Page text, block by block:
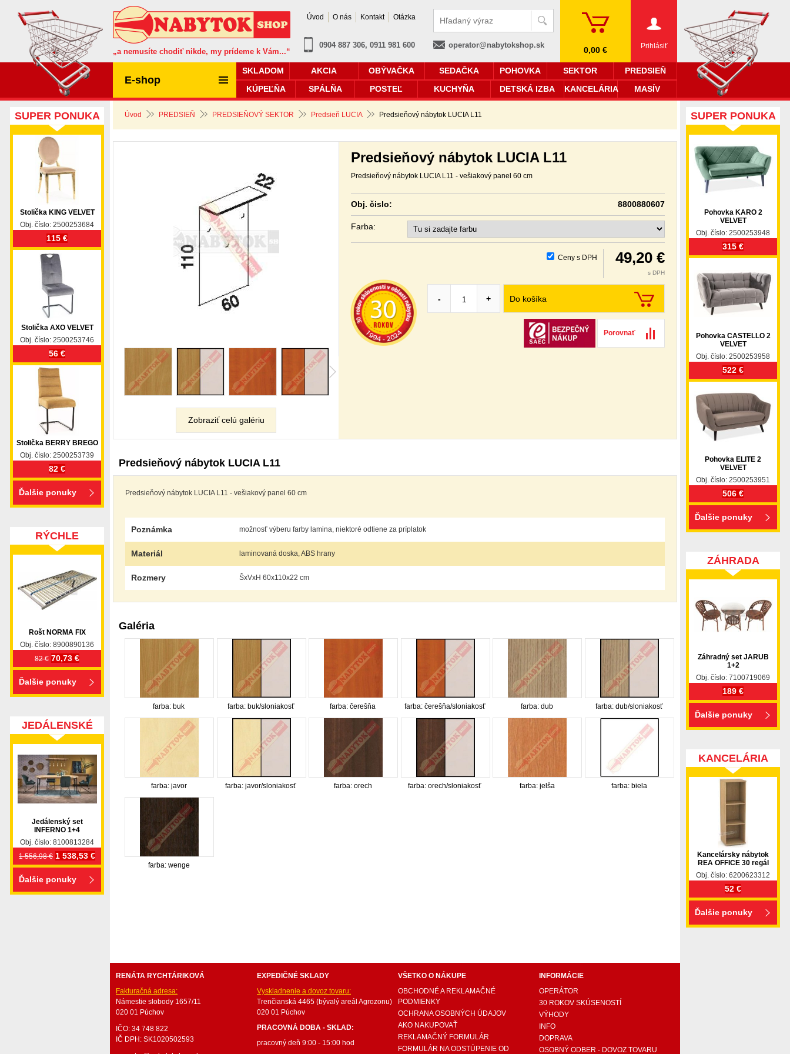
„a nemusíte chodiť nikde, my prídeme k Vám...“
0904 887 306, 0911 981 600 operator@nabytokshop.sk Prihlásiť
0,00 €
Úvod PREDSIEŇ PREDSIEŇOVÝ SEKTOR Predsieň LUCIA Predsieňový nábytok LUCIA L11
Predsieňový nábytok LUCIA L11
Predsieňový nábytok LUCIA L11 - vešiakový panel 60 cm
Obj. čislo: 8800880607
Farba:
Ceny s DPH 49,20 €
s DPH
Do košíka
- +
Porovnať
Zobraziť celú galériu
Predsieňový nábytok LUCIA L11
Predsieňový nábytok LUCIA L11 - vešiakový panel 60 cm
Poznámka možnosť výberu farby lamina, niektoré odtiene za príplatok
Materiál laminovaná doska, ABS hrany
Rozmery ŠxVxH 60x110x22 cm
Galéria
farba: buk farba: buk/sloniakosť farba: čerešňa farba: čerešňa/sloniakosť farba: dub farba: dub/sloniakosť
farba: javor farba: javor/sloniakosť farba: orech farba: orech/sloniakosť farba: jelša farba: biela
farba: wenge
SUPER PONUKA
Stolička KING VELVET
Obj. číslo: 2500253684
115 €
Stolička AXO VELVET
Obj. číslo: 2500253746
56 €
Stolička BERRY BREGO
Obj. číslo: 2500253739
82 €
Ďalšie ponuky
RÝCHLE
DODANIE
Rošt NORMA FIX
Obj. číslo: 8900890136
82 € 70,73 €
Ďalšie ponuky
JEDÁLENSKÉ
SETY
Jedálenský set
INFERNO 1+4
Obj. číslo: 8100813284
1 556,98 € 1 538,53 €
Ďalšie ponuky
SUPER PONUKA
Pohovka KARO 2
VELVET
Obj. číslo: 2500253948
315 €
Pohovka CASTELLO 2
VELVET
Obj. číslo: 2500253958
522 €
Pohovka ELITE 2
VELVET
Obj. číslo: 2500253951
506 €
Ďalšie ponuky
ZÁHRADA
Záhradný set JARUB
1+2
Obj. číslo: 7100719069
189 €
Ďalšie ponuky
KANCELÁRIA
Kancelársky nábytok
REA OFFICE 30 regál
Obj. číslo: 6200623312
52 €
Ďalšie ponuky
RENÁTA RYCHTÁRIKOVÁ
Fakturačná adresa:
Námestie slobody 1657/11
020 01 Púchov
IČO: 34 748 822
IČ DPH: SK1020502593
EXPEDIČNÉ SKLADY
Vyskladnenie a dovoz tovaru:
Trenčianská 4465 (bývalý areál Agrozonu)
020 01 Púchov
PRACOVNÁ DOBA - SKLAD:
pracovný deň 9:00 - 15:00 hod
VŠETKO O NÁKUPE
OBCHODNÉ A REKLAMAČNÉ
PODMIENKY
OCHRANA OSOBNÝCH ÚDAJOV
AKO NAKUPOVAŤ
REKLAMAČNÝ FORMULÁR
FORMULÁR NA ODSTÚPENIE OD
INFORMÁCIE
OPERÁTOR
30 ROKOV SKÚSENOSTÍ
VÝHODY
INFO
DOPRAVA
OSOBNÝ ODBER - DOVOZ TOVARU
E-shop
SKLADOM AKCIA OBÝVAČKA SEDAČKA POHOVKA SEKTOR
PREDSIEŇ
KÚPEĽŇA
SPÁLŇA POSTEĽ KUCHYŇA DETSKÁ IZBA KANCELÁRIA MASÍV
Úvod O nás Kontakt Otázka